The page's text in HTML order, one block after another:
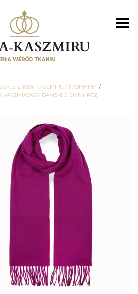
SZALE Z 100% KASZMIRU / PASHMINY
KASZMIROWY DAMSKI CIEMNY RÓŻ